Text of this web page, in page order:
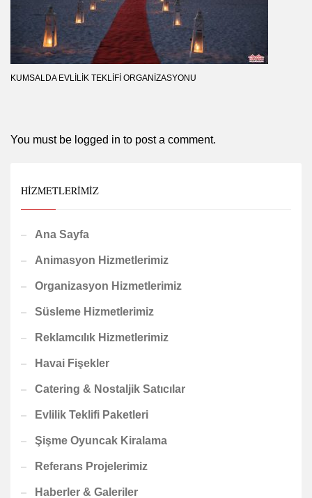
KUMSALDA EVLILIK TEKLIFI ORGANIZASYONU
You must be logged in to post a comment.
HIZMETLERIMIZ
Ana Sayfa
Animasyon Hizmetlerimiz
Organizasyon Hizmetlerimiz
Süsleme Hizmetlerimiz
Reklamcılık Hizmetlerimiz
Havai Fişekler
Catering & Nostaljik Satıcılar
Evlilik Teklifi Paketleri
Şişme Oyuncak Kiralama
Referans Projelerimiz
Haberler & Galeriler